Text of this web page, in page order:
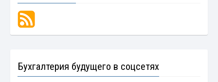
Бухгалтерия будущего в соцсетях